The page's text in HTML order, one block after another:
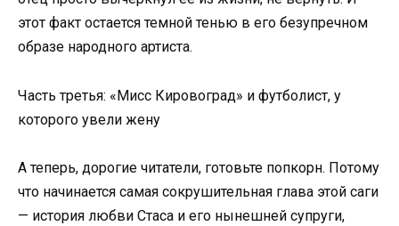
этот факт остается темной тенью в его безупречном
образе народного артиста.
Часть третья: «Мисс Кировоград» и футболист, у
которого увели жену
А теперь, дорогие читатели, готовьте попкорн. Потому
что начинается самая сокрушительная глава этой саги
— история любви Стаса и его нынешней супруги,